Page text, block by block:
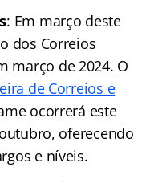
: Em março deste
dos Correios
março de 2024. O
de Correios e
ocorrerá este
oferecendo
e níveis.